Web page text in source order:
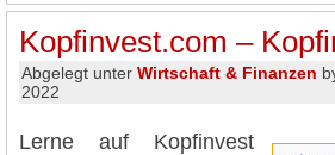
Kopfinvest.com –
Abgelegt unter Wirtschaft & Finanzen
2022
Lerne auf Kopfinvest